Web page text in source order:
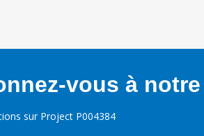
vous à
sur Project P004384